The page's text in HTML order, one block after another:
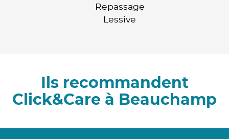
Repassage
Lessive
Ils recommandent
Click&Care à Beauchamp